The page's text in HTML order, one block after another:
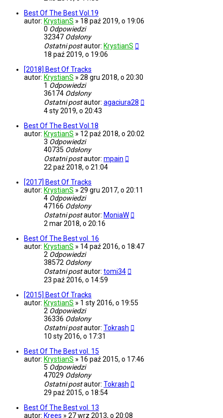
Best Of The Best Vol.19
autor: KrystianS » 18 paź 2019, o 19:06
0 Odpowiedzi
32347 Odsłony
Ostatni postautor: KrystianS
18 paź 2019, o 19:06
[2018] Best Of Tracks
autor: KrystianS » 28 gru 2018, o 20:30
1 Odpowiedzi
36174 Odsłony
Ostatni postautor: agaciura28
4 sty 2019, o 20:43
Best Of The Best Vol.18
autor: KrystianS » 12 paź 2018, o 20:02
3 Odpowiedzi
40735 Odsłony
Ostatni postautor: mpain
22 paź 2018, o 21:04
[2017] Best Of Tracks
autor: KrystianS » 29 gru 2017, o 20:11
4 Odpowiedzi
47166 Odsłony
Ostatni postautor: MoniaW
2 mar 2018, o 20:16
Best Of The Best vol. 16
autor: KrystianS » 14 paź 2016, o 18:47
2 Odpowiedzi
38572 Odsłony
Ostatni postautor: tomi34
23 paź 2016, o 14:59
[2015] Best Of Tracks
autor: KrystianS » 1 sty 2016, o 19:55
2 Odpowiedzi
36336 Odsłony
Ostatni postautor: Tokrash
10 sty 2016, o 17:31
Best Of The Best vol. 15
autor: KrystianS » 16 paź 2015, o 17:46
5 Odpowiedzi
47029 Odsłony
Ostatni postautor: Tokrash
29 paź 2015, o 18:54
Best Of The Best vol. 13
autor: Krees » 27 wrz 2013, o 20:08